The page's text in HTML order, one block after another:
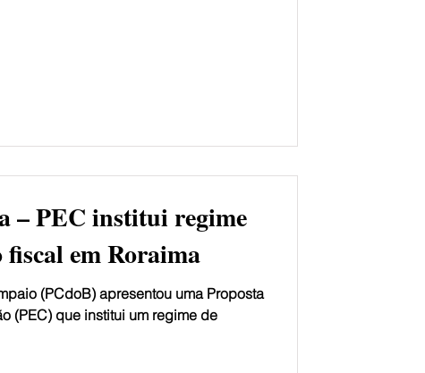
– PEC institui regime
fiscal em Roraima
(PCdoB) apresentou uma Proposta
(PEC) que institui um regime de